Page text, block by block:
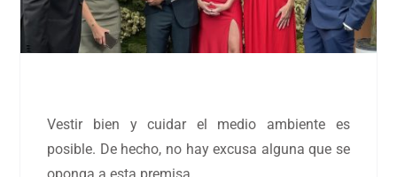
Vestir bien y cuidar el medio ambiente es
posible. De hecho, no hay excusa alguna que se
oponga a esta premisa.